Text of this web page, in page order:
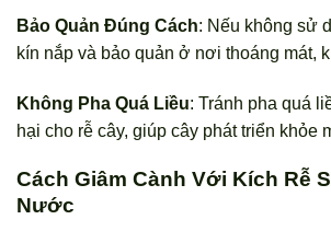
Bảo Quản Đúng Cách: Nếu không sử
kín nắp và bảo quản ở nơi thoáng mát,
Không Pha Quá Liều: Tránh pha quá
hại cho rễ cây, giúp cây phát triển khỏe
Cách Giâm Cành Với Kích Rễ
Nước